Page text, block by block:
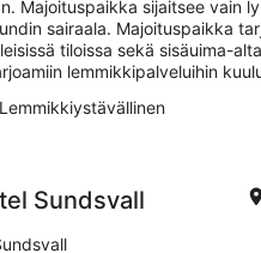
Majoituspaikka sijaitsee vain
sairaala. Majoituspaikka
tiloissa sekä sisäuima-
lemmikkipalveluihin
Lemmikkiystävällinen
Sundsvall